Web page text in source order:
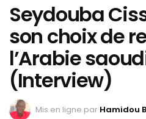
Seydouba
son choix de
l’Arabie
(Interview)
Mis en ligne par Hamidou